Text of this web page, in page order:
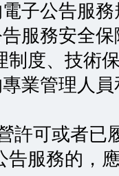
公告服務
務安全保
制度、技術
管理人員
許可或者已
告服務的，